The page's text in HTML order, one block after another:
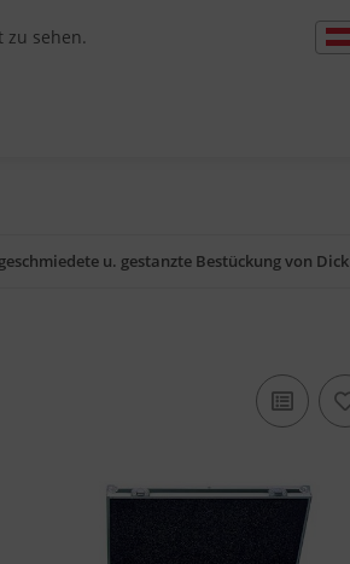
zu sehen.
u. gestanzte Bestückung von Dick